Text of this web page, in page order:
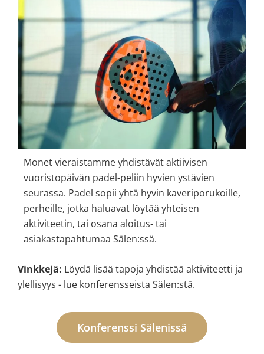
Monet vieraistamme yhdistävät aktiivisen
vuoristopäivän padel-peliin hyvien ystävien
seurassa. Padel sopii yhtä hyvin kaveriporukoille,
perheille, jotka haluavat löytää yhteisen
aktiviteetin, tai osana aloitus- tai
asiakastapahtumaa Sälen:ssä.
Vinkkejä: Löydä lisää tapoja yhdistää aktiviteetti ja
ylellisyys - lue konferensseista Sälen:stä.
Konferenssi Sälenissä